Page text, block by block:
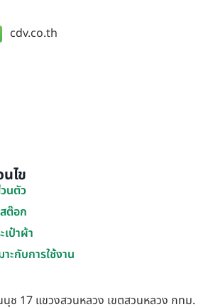
cdv.co.th
ไข
นตัว
ต๊อก
ป๋าผ้า
ะกับการใช้งาน
ช 17 แขวงสวนหลวง เขตสวนหลวง กทม.